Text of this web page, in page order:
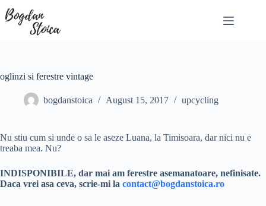
to
content
oglinzi si ferestre vintage
bogdanstoica August 15, 2017 upcycling
Nu stiu cum si unde o sa le aseze Luana, la Timisoara, dar nici nu e
treaba mea. Nu?
INDISPONIBILE, dar mai am ferestre asemanatoare, nefinisate.
Daca vrei asa ceva, scrie-mi la contact@bogdanstoica.ro